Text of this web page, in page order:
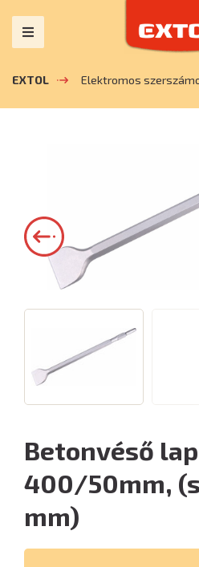
EXTOL Elektromos
Betonvéső
400/50mm,
mm)